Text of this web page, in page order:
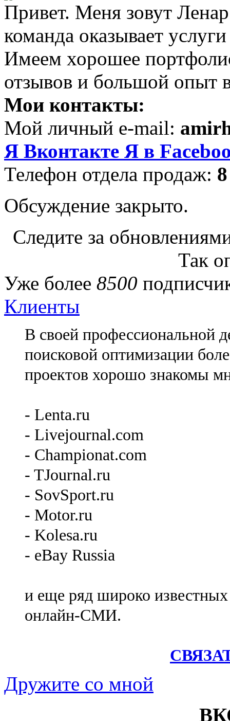
Привет. Меня зовут
команда оказывает
Имеем хорошее
отзывов и большой опыт
Мои контакты:
Мой личный e-mail:
Я Вконтакте Я в
Телефон отдела продаж:
Обсуждение закрыто.
Следите за
Так
Уже более 8500
Клиенты
В своей профессиональной
поисковой оптимизации
проектов хорошо знакомы
- Lenta.ru
- Livejournal.com
- Championat.com
- TJournal.ru
- SovSport.ru
- Motor.ru
- Kolesa.ru
- eBay Russia
и еще ряд широко
онлайн-СМИ.
Дружите со мной